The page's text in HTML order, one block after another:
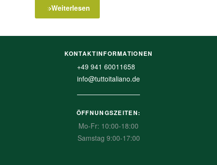
Weiterlesen
KONTAKTINFORMATIONEN
+49 941 60011658
info@tuttoitaliano.de
ÖFFNUNGSZEITEN:
Mo-Fr: 10:00-18:00
Samstag 9:00-17:00